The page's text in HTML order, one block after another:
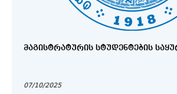
ᲛᲐᲒᲘᲡᲢᲠᲐᲢᲣᲠᲘᲡ ᲡᲢᲣᲓᲔᲜᲢᲔᲑᲘᲡ
07/10/2025